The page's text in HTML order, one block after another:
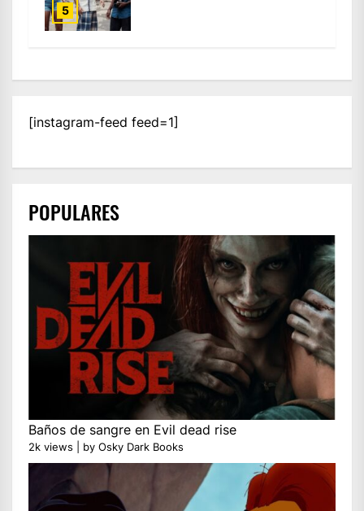
5
[instagram-feed feed=1]
POPULARES
Baños de sangre en Evil dead rise
2k views by Osky Dark Books